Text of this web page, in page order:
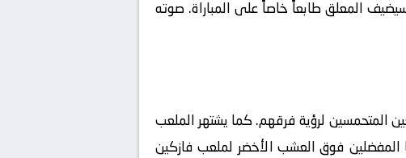
المعلق طابعاً خاصاً على المباراة. صوته
المتحمسين لرؤية فرقهم. كما يشتهر الملعب
المفضلين فوق العشب الأخضر لملعب فازكين